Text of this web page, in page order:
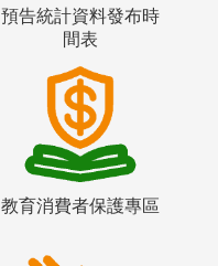
預告統計資料發布時
間表
教育消費者保護專區